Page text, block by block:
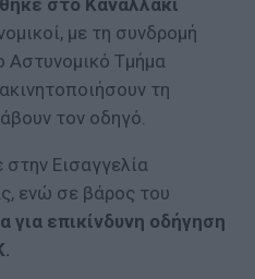
στο Καναλλάκι
με τη συνδρομή
Τμήμα
τη
τον οδηγό.
Εισαγγελία
ενώ σε βάρος του
για επικίνδυνη οδήγηση